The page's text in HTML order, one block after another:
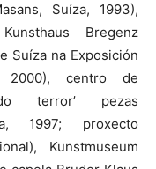
Suíza, 1993),
Bregenz
Suíza na Exposición
2000), centro de
do terror’ pezas
1997; proxecto
Kunstmuseum